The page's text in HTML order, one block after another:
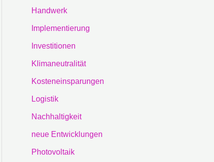
Handwerk
Implementierung
Investitionen
Klimaneutralität
Kosteneinsparungen
Logistik
Nachhaltigkeit
neue Entwicklungen
Photovoltaik